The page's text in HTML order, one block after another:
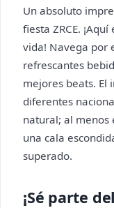
Un absoluto
fiesta ZRCE.
vida! Navega por
refrescantes
mejores beats. El
diferentes
natural; al menos
una cala
superado.
¡Sé parte